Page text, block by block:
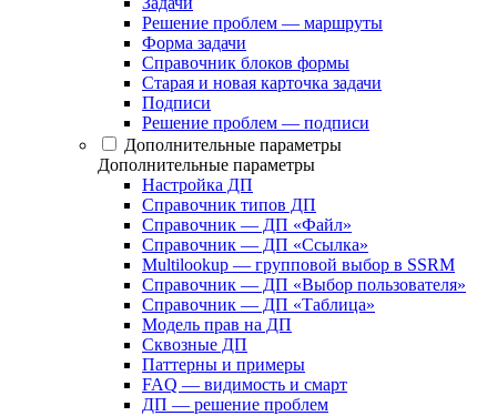
Решение проблем — маршруты
Форма задачи
Справочник блоков формы
Старая и новая карточка задачи
Подписи
Решение проблем — подписи
Дополнительные параметры
Дополнительные параметры
Настройка ДП
Справочник типов ДП
Справочник — ДП «Файл»
Справочник — ДП «Ссылка»
Multilookup — групповой выбор в SSRM
Справочник — ДП «Выбор пользователя»
Справочник — ДП «Таблица»
Модель прав на ДП
Сквозные ДП
Паттерны и примеры
FAQ — видимость и смарт
ДП — решение проблем